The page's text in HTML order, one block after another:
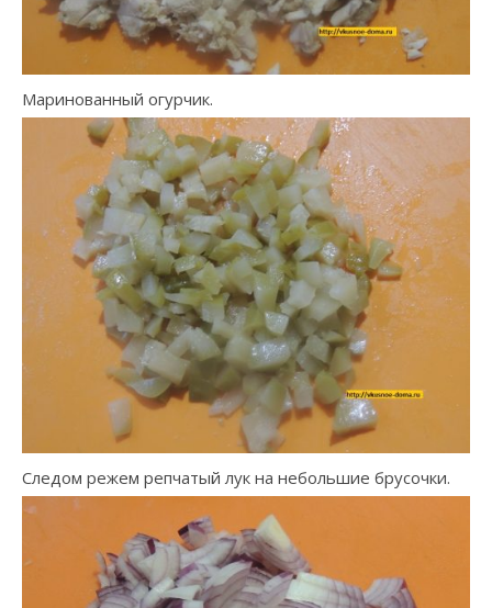
Маринованный огурчик.
Следом режем репчатый лук на небольшие брусочки.